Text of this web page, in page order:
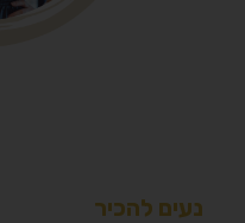
נעים להכיר